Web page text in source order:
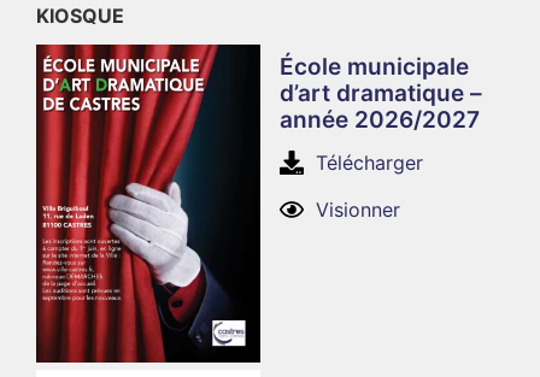
KIOSQUE
École municipale
d’art dramatique –
année 2026/2027
Télécharger
Visionner